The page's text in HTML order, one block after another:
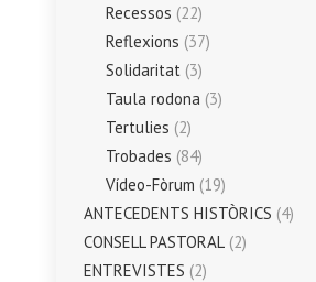
Recessos (22)
Reflexions (37)
Solidaritat (3)
Taula rodona (3)
Tertulies (2)
Trobades (84)
Vídeo-Fòrum (19)
ANTECEDENTS HISTÒRICS (4)
CONSELL PASTORAL (2)
ENTREVISTES (2)